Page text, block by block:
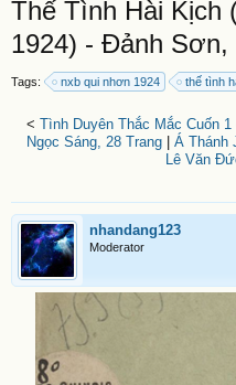
Thế Tình Hài Kịch
1924) - Đảnh Sơn,
Tags: nxb qui nhơn 1924 thế tình
< Tình Duyên Thắc Mắc Cuốn
Ngọc Sáng, 28 Trang| Á Thánh
Lê Văn
nhandang123
Moderator